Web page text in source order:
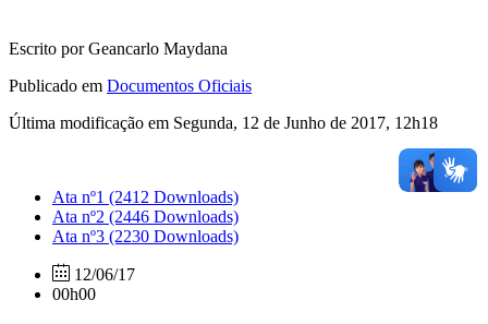
Escrito por Geancarlo Maydana
Publicado em Documentos Oficiais
Última modificação em Segunda, 12 de Junho de 2017, 12h18
Ata nº1 (2412 Downloads)
Ata nº2 (2446 Downloads)
Ata nº3 (2230 Downloads)
12/06/17
00h00